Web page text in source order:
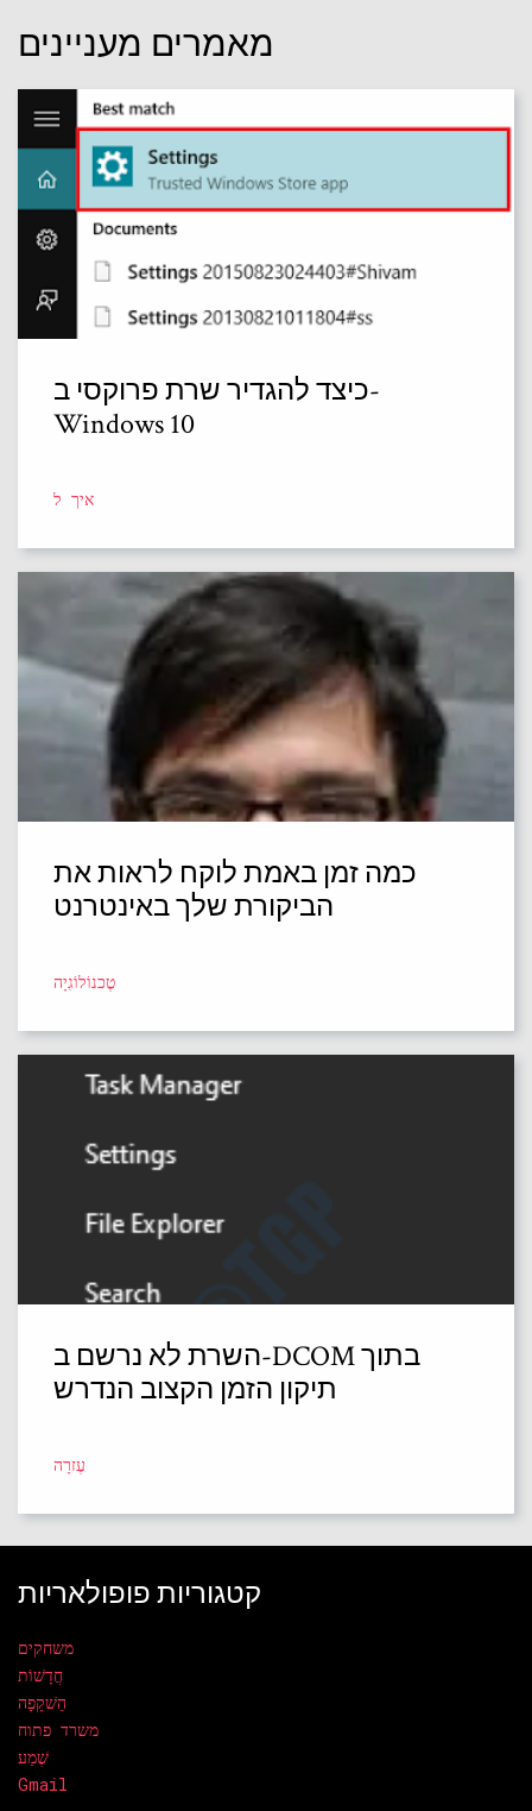
מאמרים מעניינים
כיצד להגדיר שרת פרוקסי ב-
Windows 10
איך ל
כמה זמן באמת לוקח לראות את
הביקורת שלך באינטרנט
טֶכנוֹלוֹגִיָה
השרת לא נרשם ב-DCOM בתוך
תיקון הזמן הקצוב הנדרש
עֶזרָה
קטגוריות פופולאריות
משחקים
חֲדָשׁוֹת
הַשׁקָפָה
משרד פתוח
שֶׁמַע
Gmail